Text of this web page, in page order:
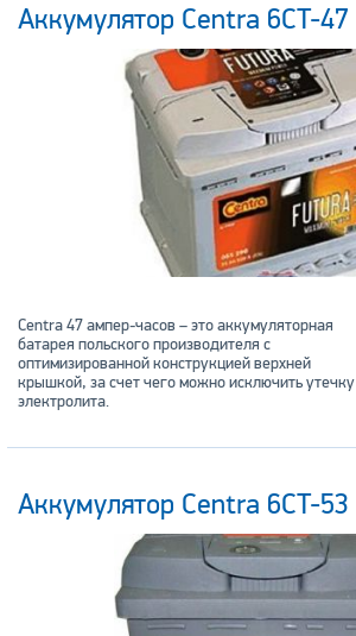
Аккумулятор Centra 6CT-47
Centra 47 ампер-часов – это аккумуляторная
батарея польского производителя с
оптимизированной конструкцией верхней
крышкой, за счет чего можно исключить утечку
электролита.
Аккумулятор Centra 6CT-53